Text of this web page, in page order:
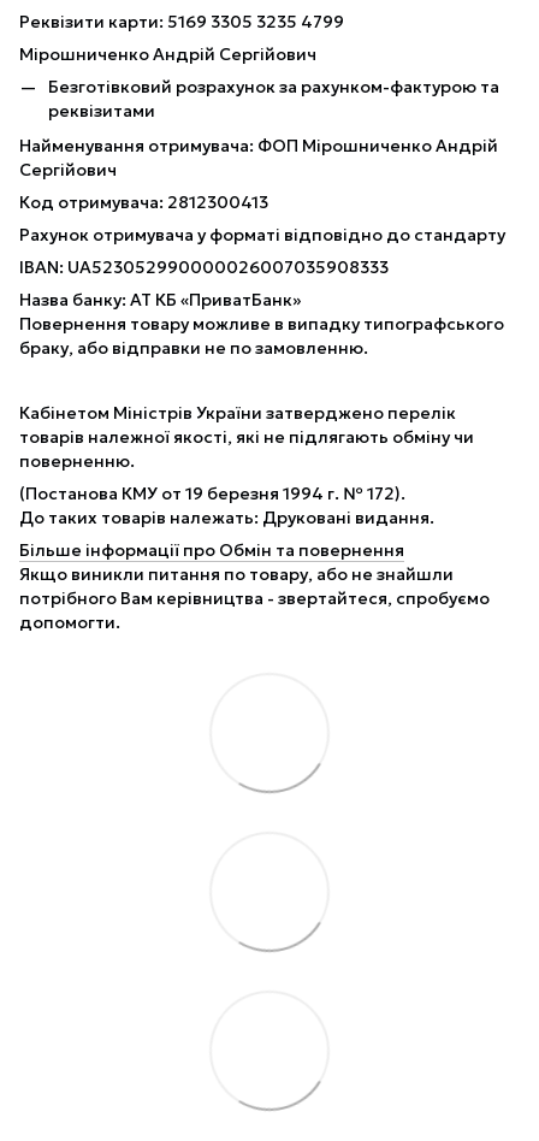
Реквізити карти: 5169 3305 3235 4799
Мірошниченко Андрій Сергійович
Безготівковий розрахунок за рахунком-фактурою та
реквізитами
Найменування отримувача: ФОП Мірошниченко Андрій
Сергійович
Код отримувача: 2812300413
Рахунок отримувача у форматі відповідно до стандарту
IBAN: UA523052990000026007035908333
Назва банку: АТ КБ «ПриватБанк»
Повернення товару можливе в випадку типографського
браку, або відправки не по замовленню.
Кабінетом Міністрів України затверджено перелік
товарів належної якості, які не підлягають обміну чи
поверненню.
(Постанова КМУ от 19 березня 1994 г. № 172).
До таких товарів належать: Друковані видання.
Більше інформації про Обмін та повернення
Якщо виникли питання по товару, або не знайшли
потрібного Вам керівництва - звертайтеся, спробуємо
допомогти.